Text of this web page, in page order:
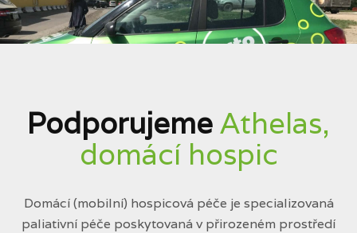
PodporujemeAthelas,
domácí hospic
Domácí (mobilní) hospicová péče je specializovaná
paliativní péče poskytovaná v přirozeném prostředí